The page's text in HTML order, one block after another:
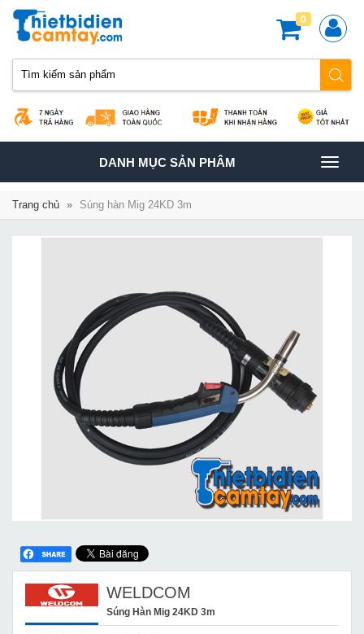
0
TOGGLE
NAVIGATION
DANH MỤC SẢN PHÂM
Trang chủ » Súng hàn Mig 24KD 3m
WELDCOM
Súng Hàn Mig 24KD 3m